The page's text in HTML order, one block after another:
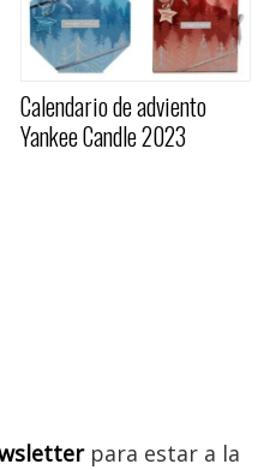
Calendario de adviento
Yankee Candle 2023
para estar a la